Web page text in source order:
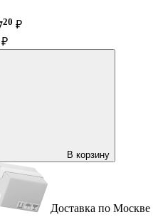
20 ₽
₽
В корзину
Доставка по Москве